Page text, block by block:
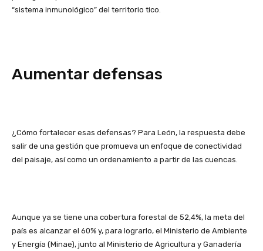
“sistema inmunológico” del territorio tico.
Aumentar defensas
¿Cómo fortalecer esas defensas? Para León, la respuesta debe
salir de una gestión que promueva un enfoque de conectividad
del paisaje, así como un ordenamiento a partir de las cuencas.
Aunque ya se tiene una cobertura forestal de 52,4%, la meta del
país es alcanzar el 60% y, para lograrlo, el Ministerio de Ambiente
y Energía (Minae), junto al Ministerio de Agricultura y Ganadería